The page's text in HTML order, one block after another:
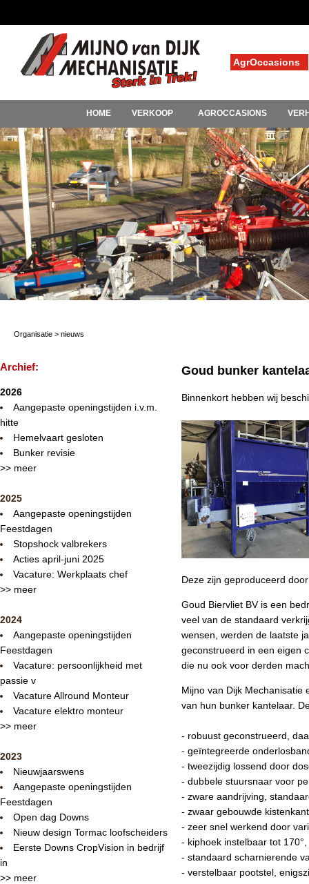
AgrOccasions
HOME VERKOOP AGROCCASIONS
Organisatie > nieuws
Archief:
2026
Aangepaste openingstijden i.v.m.
hitte
Hemelvaart gesloten
Bunker revisie
>> meer
2025
Aangepaste openingstijden
Feestdagen
Stopshock valbrekers
Acties april-juni 2025
Vacature: Werkplaats chef
>> meer
2024
Aangepaste openingstijden
Feestdagen
Vacature: persoonlijkheid met
passie v
Vacature Allround Monteur
Vacature elektro monteur
>> meer
2023
Nieuwjaarswens
Aangepaste openingstijden
Feestdagen
Open dag Downs
Nieuw design Tormac loofscheiders
Eerste Downs CropVision in bedrijf
in
>> meer
Goud bunker
Binnenkort hebben wij
Deze zijn geproduceerd
Goud Biervliet BV is een
veel van de standaard
wensen, werden de laatste
geconstrueerd in een eigen
die nu ook voor derden
Mijno van Dijk Mechanisatie
van hun bunker kantelaar.
- robuust geconstrueerd,
- geïntegreerde
- tweezijdig lossend door
- dubbele stuursnaar voor
- zware aandrijving,
- zwaar gebouwde
- zeer snel werkend door
- kiphoek instelbaar tot
- standaard scharnierende
- verstelbaar pootstel,